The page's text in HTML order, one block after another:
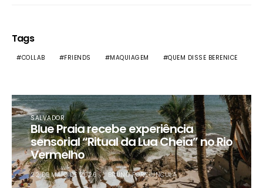
Tags
COLLAB FRIENDS MAQUIAGEM QUEM DISSE BERENICE
SALVADOR
Blue Praia recebe experiência
sensorial “Ritual da Lua Cheia” no Rio
Vermelho
22 DE MAIO DE 2026 BRUNO PORCIUNCULA